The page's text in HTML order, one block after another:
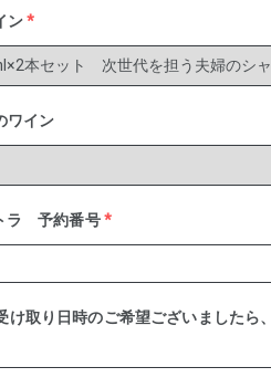
ン*
ワイン
ラ 予約番号*
け取り日時のご希望ございました